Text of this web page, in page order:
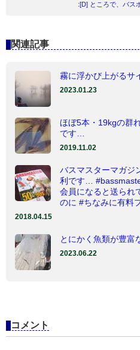
:[D] ところで、バス
関連記事
霧に浮かび上がるサ
2023.01.23
ほぼ5本・19kgの群
です…
2019.11.02
バスマスターマガジ
利です…
会員になると送られ
のに #ちなみに有料
2018.04.15
とにかく魚類が豊富
2023.06.22
コメント